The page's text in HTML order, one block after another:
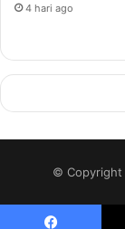
4 hari ago
© Copyright